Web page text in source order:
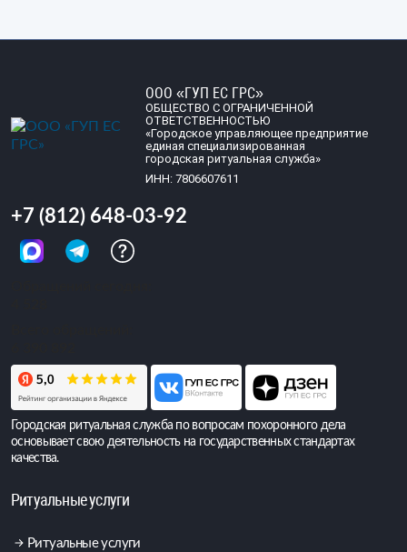
ООО «ГУП ЕС ГРС»
ОБЩЕСТВО С ОГРАНИЧЕННОЙ
ОТВЕТСТВЕННОСТЬЮ
«Городское управляющее предприятие
единая специализированная
городская ритуальная служба»
ИНН: 7806607611
+7 (812) 648-03-92
Городская ритуальная служба по вопросам похоронного дела
основывает свою деятельность на государственных стандартах
качества.
Ритуальные услуги
Ритуальные услуги